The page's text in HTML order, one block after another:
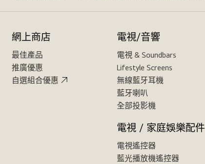
網上商店
最佳產品
推廣優惠
自選組合優惠
電視/音響
電視 & Soundbars
Lifestyle Screens
無線藍牙耳機
藍牙喇叭
全部投影機
電視 / 家庭娛樂配件
電視遙控器
藍光播放機遙控器